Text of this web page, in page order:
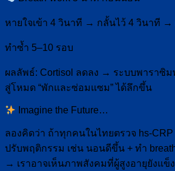
หายใจเข้า 4 วินาที → กลั้นไว้ 4 วินาที
ทำซ้ำ 5–10 รอบ
ผลลัพธ์: Cortisol ลดลง → ระบบพาราซิ
สู่โหมด “พักและซ่อมแซม” ได้ลึกขึ้น
Imagine the Future…
ลองคิดว่า ถ้าทุกคนในไทยตรวจ hs-CRP
ปรับพฤติกรรม เช่น นอนดีขึ้น + ทำ
→ เราอาจเห็นภาพสังคมที่ผู้สูงอายุยังแข็